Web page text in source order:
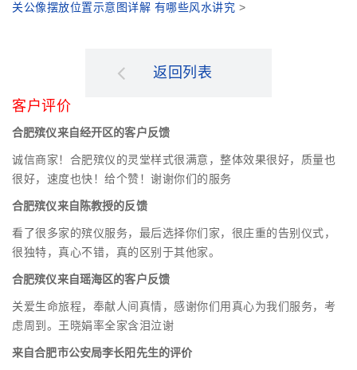
关公像摆放位置示意图详解 有哪些风水讲究 >
返回列表
客户评价
合肥殡仪来自经开区的客户反馈
诚信商家！合肥殡仪的灵堂样式很满意，整体效果很好，质量也
很好，速度也快！给个赞！谢谢你们的服务
合肥殡仪来自陈教授的反馈
看了很多家的殡仪服务，最后选择你们家，很庄重的告别仪式，
很独特，真心不错，真的区别于其他家。
合肥殡仪来自瑶海区的客户反馈
关爱生命旅程，奉献人间真情，感谢你们用真心为我们服务，考
虑周到。王晓娟率全家含泪泣谢
来自合肥市公安局李长阳先生的评价